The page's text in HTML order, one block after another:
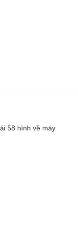
58 hình về máy